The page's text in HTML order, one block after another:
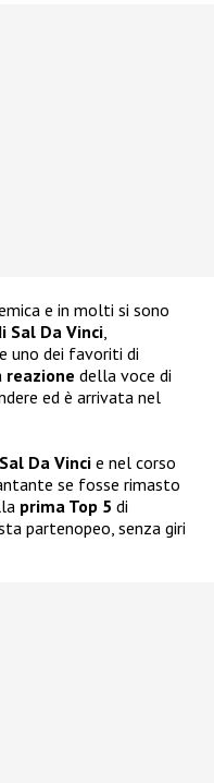
e in molti si sono
Sal Da Vinci,
uno dei favoriti di
reazione della voce di
ed è arrivata nel
Sal Da Vinci e nel corso
se fosse rimasto
prima Top 5 di
partenopeo, senza giri